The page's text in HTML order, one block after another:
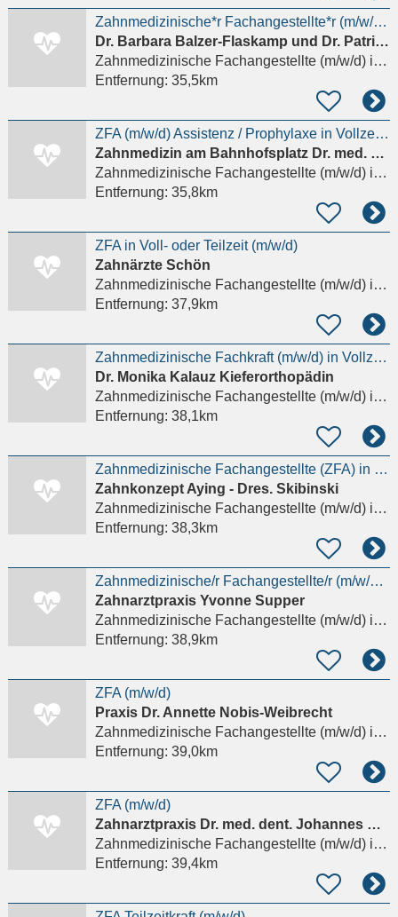
Zahnmedizinische*r Fachangestellte*r (m/w/d) nur Rezeption
Dr. Barbara Balzer-Flaskamp und Dr. Patrick Balzer Zahnärzte
Zahnmedizinische Fachangestellte (m/w/d)in Ebersberg
Entfernung: 35,5km
ZFA (m/w/d) Assistenz / Prophylaxe in Vollzeit oder Teilzeit
Zahnmedizin am Bahnhofsplatz Dr. med. dent. Rudolf Glasl, Dr. med. dent. Eva Herrlinger
Zahnmedizinische Fachangestellte (m/w/d)in Ebersberg
Entfernung: 35,8km
ZFA in Voll- oder Teilzeit (m/w/d)
Zahnärzte Schön
Zahnmedizinische Fachangestellte (m/w/d)in Bruck
Entfernung: 37,9km
Zahnmedizinische Fachkraft (m/w/d) in Vollzeit oder Teilzeit
Dr. Monika Kalauz Kieferorthopädin
Zahnmedizinische Fachangestellte (m/w/d)in Bruck
Entfernung: 38,1km
Zahnmedizinische Fachangestellte (ZFA) in Voll-/Teilzeit
Zahnkonzept Aying - Dres. Skibinski
Zahnmedizinische Fachangestellte (m/w/d)in Aying
Entfernung: 38,3km
Zahnmedizinische/r Fachangestellte/r (m/w/d) oder Quereinstieg
Zahnarztpraxis Yvonne Supper
Zahnmedizinische Fachangestellte (m/w/d)in Starnberg, Söcking
Entfernung: 38,9km
ZFA (m/w/d)
Praxis Dr. Annette Nobis-Weibrecht
Zahnmedizinische Fachangestellte (m/w/d)in Starnberg
Entfernung: 39,0km
ZFA (m/w/d)
Zahnarztpraxis Dr. med. dent. Johannes Glogger
Zahnmedizinische Fachangestellte (m/w/d)in Starnberg
Entfernung: 39,4km